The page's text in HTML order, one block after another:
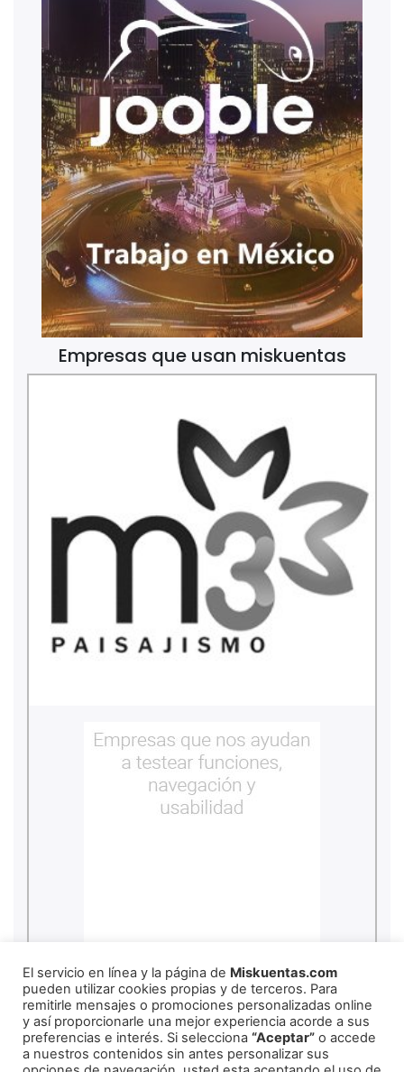
Empresas que usan miskuentas
copyrightmiskuentas2026
Redes Sociales
El servicio en línea y la página de Miskuentas.com
pueden utilizar cookies propias y de terceros. Para
remitirle mensajes o promociones personalizadas online
y así proporcionarle una mejor experiencia acorde a sus
preferencias e interés. Si selecciona “Aceptar” o accede
a nuestros contenidos sin antes personalizar sus